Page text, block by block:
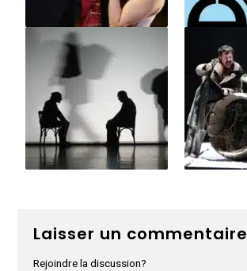
Laisser un commentaire
Rejoindre la discussion?